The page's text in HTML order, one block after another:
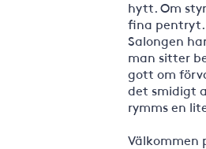
hytt. Om
fina pentryt.
Salongen
man sitter
gott om
det smidigt
rymms en
Välkommen